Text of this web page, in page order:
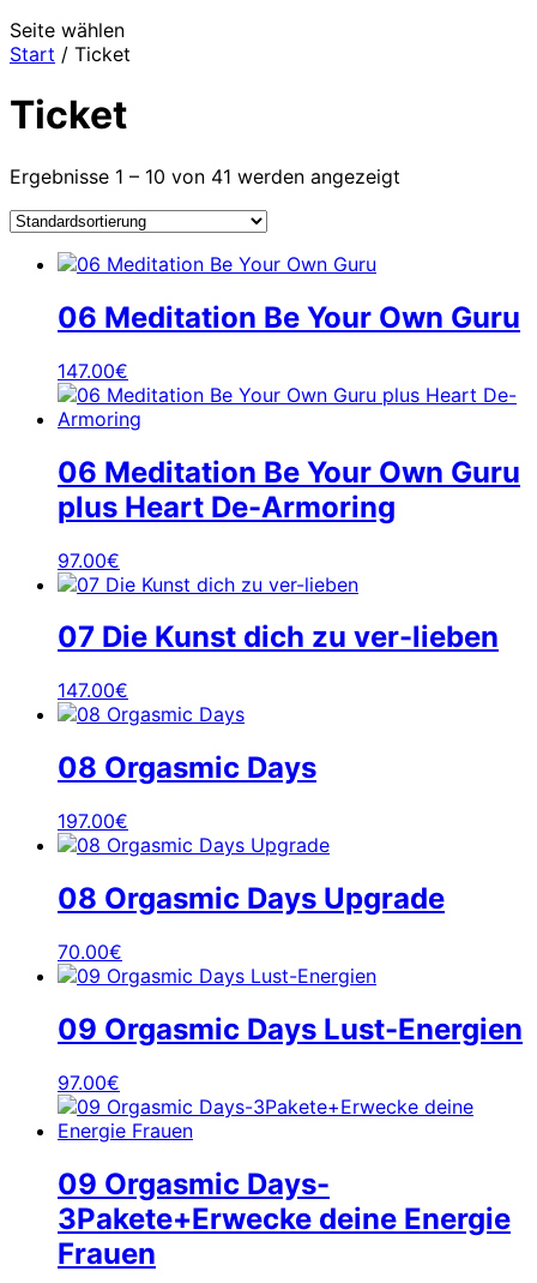
Seite wählen
Start / Ticket
Ticket
Ergebnisse 1 – 10 von 41 werden angezeigt
06 Meditation Be Your Own Guru
147.00€
06 Meditation Be Your Own Guru
plus Heart De-Armoring
97.00€
07 Die Kunst dich zu ver-lieben
147.00€
08 Orgasmic Days
197.00€
08 Orgasmic Days Upgrade
70.00€
09 Orgasmic Days Lust-Energien
97.00€
09 Orgasmic Days-
3Pakete+Erwecke deine Energie
Frauen